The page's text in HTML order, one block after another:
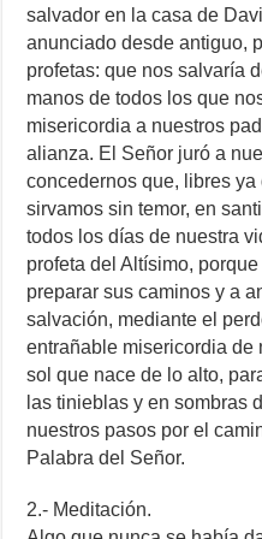
salvador en la casa de
anunciado desde antiguo,
profetas: que nos salvaría
manos de todos los que
misericordia a nuestros
alianza. El Señor juró a
concedernos que, libres
sirvamos sin temor, en
todos los días de nuestra
profeta del Altísimo,
preparar sus caminos y a
salvación, mediante el
entrañable misericordia de
sol que nace de lo alto,
las tinieblas y en sombras
nuestros pasos por el
Palabra del Señor.
2.- Meditación.